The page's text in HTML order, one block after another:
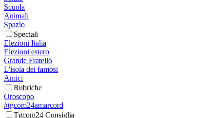
Scuola
Animali
Spazio
Speciali
Elezioni Italia
Elezioni estero
Grande Fratello
L'isola dei famosi
Amici
Rubriche
Oroscopo
#tgcom24amarcord
Tgcom24 Consiglia